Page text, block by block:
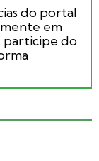
do portal
em
participe do